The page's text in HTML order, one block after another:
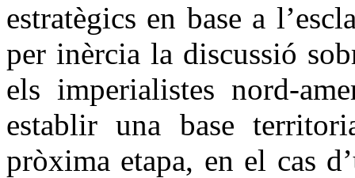
estratègics en base a
per inèrcia la discussió
els imperialistes nord-
establir una base
pròxima etapa, en el cas